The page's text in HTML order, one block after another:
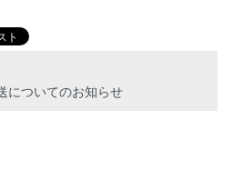
についてのお知らせ